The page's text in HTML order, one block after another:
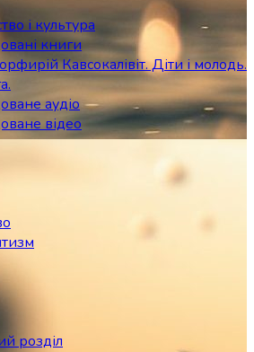
і культура
книги
Кавсокалівіт. Діти і молодь.
аудіо
відео
розділ